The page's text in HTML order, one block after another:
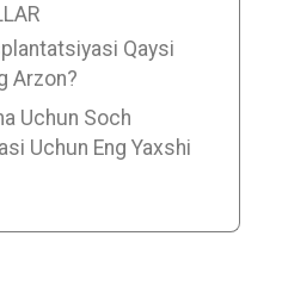
Qaysi
Arzon?
Uchun Soch
Uchun Eng Yaxshi